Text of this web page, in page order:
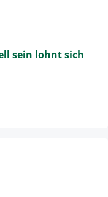
sein lohnt sich